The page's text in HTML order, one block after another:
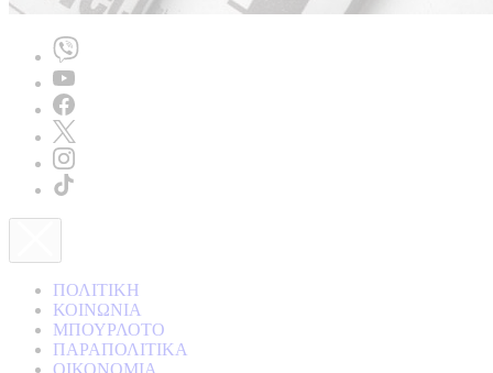
ΠΟΛΙΤΙΚΗ
ΚΟΙΝΩΝΙΑ
ΜΠΟΥΡΛΟΤΟ
ΠΑΡΑΠΟΛΙΤΙΚΑ
ΟΙΚΟΝΟΜΙΑ